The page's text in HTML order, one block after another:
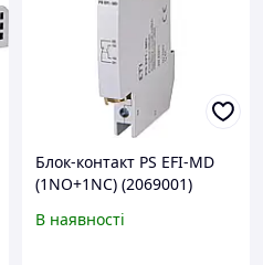
Блок-контакт PS EFI-MD
(1NO+1NC) (2069001)
В наявності